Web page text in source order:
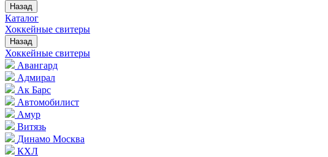
Назад
Каталог
Хоккейные свитеры
Назад
Хоккейные свитеры
Авангард
Адмирал
Ак Барс
Автомобилист
Амур
Витязь
Динамо Москва
КХЛ